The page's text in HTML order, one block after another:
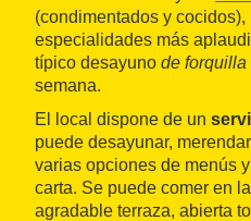
(condimentados y cocidos),
especialidades más
típico desayuno de forquilla
semana.
El local dispone de un
puede desayunar,
varias opciones de menús
carta. Se puede comer en
agradable terraza, abierta